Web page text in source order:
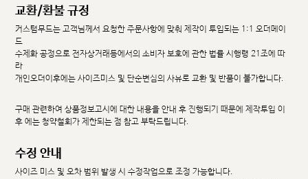
교환/환불 규정
커스텀무드는 고객님께서 요청한 주문사항에 맞춰 제작이 투입되는 1:1 오더메이
드
수제화 공정으로 전자상거래등에서의 소비자 보호에 관한 법률 시행령 21조에 따
라
개인오더이후에는 사이즈미스 및 단순변심의 사유로 교환 및 반품이 불가합니다.
구매 관련하여 상품정보고시에 대한 내용을 안내 후 진행되기 때문에 제작투입 이
후 에는 청약철회가 제한되는 점 참고 부탁드립니다.
수정 안내
사이즈 미스 및 오차 범위 발생 시 수정작업으로 조정 가능합니다.